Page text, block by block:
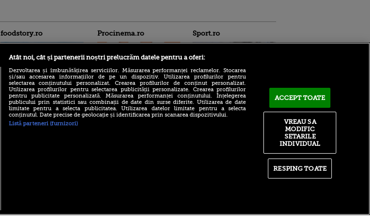
foodstory.ro
(P) Descoperă Lumea
Evenimentelor din România
cu Transilvania Events!
Procinema.ro
Emoții intense pentru
Sebastian Stan! Iubita lui,
Sport.ro
Ce urmează după ce
Manchester City a refuzat
oferta Barcelonei pentru
Atât noi, cât și partenerii noștri prelucrăm datele pentru a oferi:
Dezvoltarea și îmbunătățirea serviciilor. Măsurarea performanței reclamelor. Stocarea
și/sau accesarea informațiilor de pe un dispozitiv. Utilizarea profilurilor pentru
selectarea conținutului personalizat. Crearea profilurilor de conținut personalizat.
Utilizarea profilurilor pentru selectarea publicității personalizate. Crearea profilurilor
pentru publicitate personalizată. Măsurarea performanței conținutului. Înțelegerea
publicului prin statistici sau combinații de date din surse diferite. Utilizarea de date
limitate pentru a selecta publicitatea. Utilizarea datelor limitate pentru a selecta
conținutul. Date precise de geolocație și identificarea prin scanarea dispozitivului.
Listă parteneri (furnizori)
ACCEPT TOATE
RESPING TOATE
VREAU SA
MODIFIC
SETARILE
INDIVIDUAL